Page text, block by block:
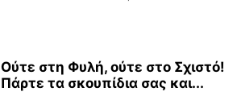
Ούτε στη Φυλή, ούτε στο Σχιστό!
Πάρτε τα σκουπίδια σας και...